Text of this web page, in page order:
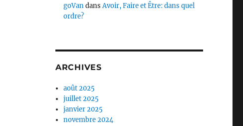
goVandansAvoir, Faire et Être: dans quel
ordre?
ARCHIVES
août 2025
juillet 2025
janvier 2025
novembre 2024